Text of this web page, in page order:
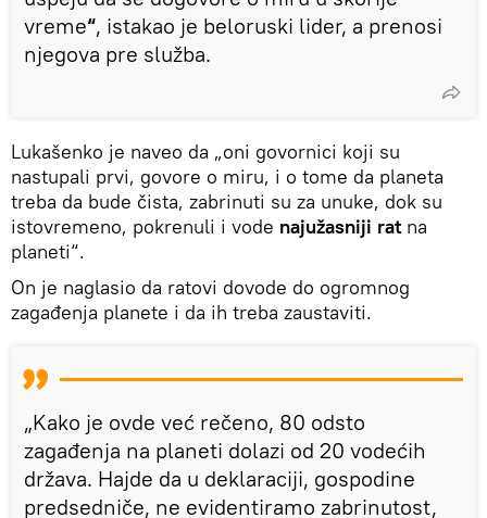
vreme“, istakao je beloruski lider, a prenosi
njegova pre služba.
Lukašenko je naveo da „oni govornici koji su
nastupali prvi, govore o miru, i o tome da planeta
treba da bude čista, zabrinuti su za unuke, dok su
istovremeno, pokrenuli i vode najužasniji ratna
planeti“.
On je naglasio da ratovi dovode do ogromnog
zagađenja planete i da ih treba zaustaviti.
„Kako je ovde već rečeno, 80 odsto
zagađenja na planeti dolazi od 20 vodećih
država. Hajde da u deklaraciji, gospodine
predsedniče, ne evidentiramo zabrinutost,